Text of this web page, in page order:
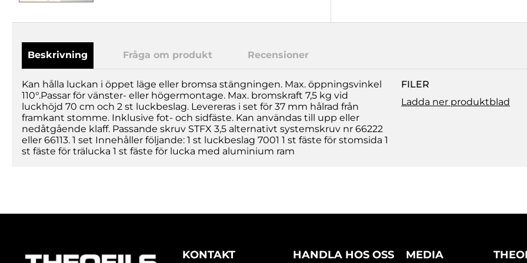
Beskrivning Fråga om produkt Recensioner
Kan hålla luckan i öppet läge eller bromsa stängningen. Max. öppningsvinkel
110°.Passar för vänster- eller högermontage. Max. bromskraft 7,5 kg vid
luckhöjd 70 cm och 2 st luckbeslag. Levereras i set för 37 mm hålrad från
framkant stomme. Inklusive fot- och sidfäste. Kan användas till upp eller
nedåtgående klaff. Passande skruv STFX 3,5 alternativt systemskruv nr 66222
eller 66113. 1 set Innehåller följande: 1 st luckbeslag 7001 1 st fäste för stomsida 1
st fäste för trälucka 1 st fäste för lucka med aluminium ram
FILER
Ladda ner produktblad
KONTAKT HANDLA HOS OSS MEDIA